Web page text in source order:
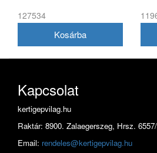
127534
Kapcsolat
kertigepvilag.hu
Raktár: 8900. Zalaegerszeg, Hrsz.
Email: rendeles@kertigepvilag.hu